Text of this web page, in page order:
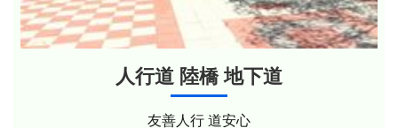
人行道 陸橋 地下道
友善人行 道安心